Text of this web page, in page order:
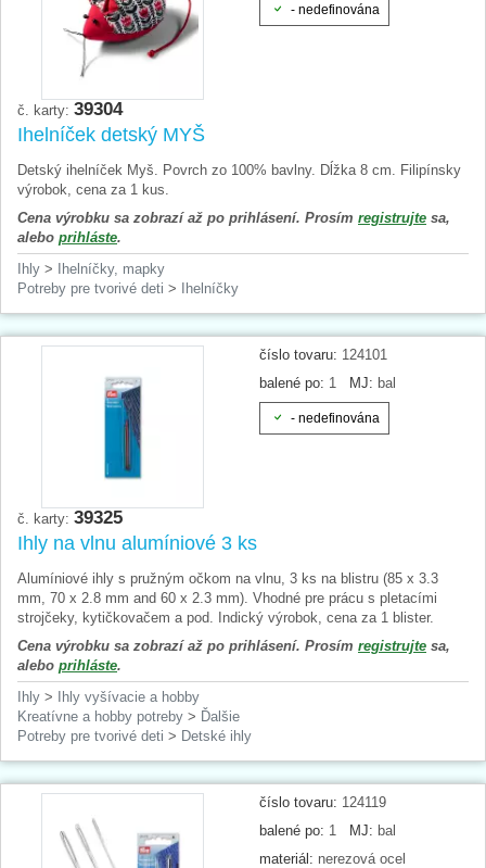
- nedefinována
č. karty: 39304
Ihelníček detský MYŠ
Detský ihelníček Myš. Povrch zo 100% bavlny. Dĺžka 8 cm. Filipínsky
výrobok, cena za 1 kus.
Cena výrobku sa zobrazí až po prihlásení. Prosím registrujte sa,
alebo prihláste.
Ihly >
Ihelníčky, mapky
Potreby pre tvorivé deti > Ihelníčky
číslo tovaru: 124101
balené po: 1 MJ: bal
- nedefinována
č. karty: 39325
Ihly na vlnu alumíniové 3 ks
Alumíniové ihly s pružným očkom na vlnu, 3 ks na blistru (85 x 3.3
mm, 70 x 2.8 mm and 60 x 2.3 mm). Vhodné pre prácu s pletacími
strojčeky, kytičkovačem a pod. Indický výrobok, cena za 1 blister.
Cena výrobku sa zobrazí až po prihlásení. Prosím registrujte sa,
alebo prihláste.
Ihly >
Ihly vyšívacie a hobby
Kreatívne a hobby potreby > Ďalšie
Potreby pre tvorivé deti > Detské ihly
číslo tovaru: 124119
balené po: 1 MJ: bal
materiál: nerezová ocel